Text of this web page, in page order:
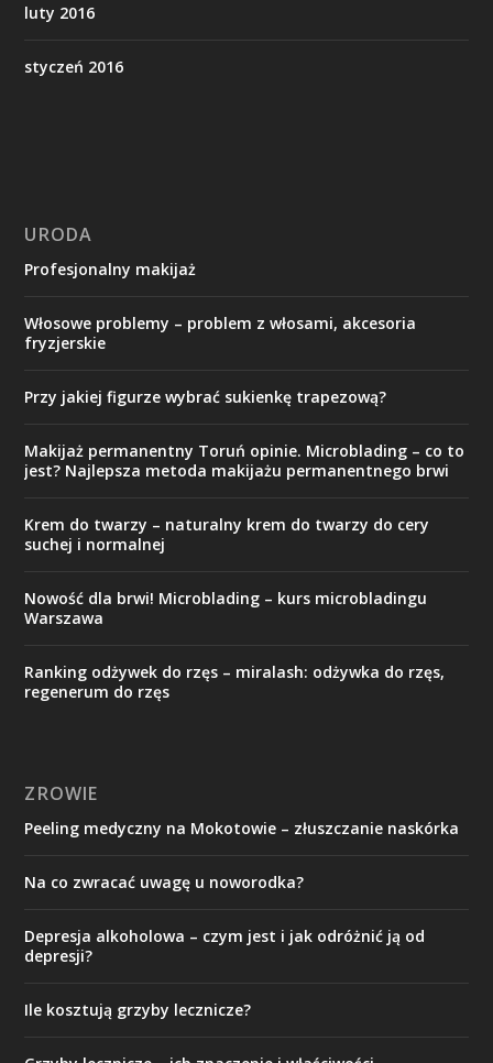
luty 2016
styczeń 2016
URODA
Profesjonalny makijaż
Włosowe problemy – problem z włosami, akcesoria
fryzjerskie
Przy jakiej figurze wybrać sukienkę trapezową?
Makijaż permanentny Toruń opinie. Microblading – co to
jest? Najlepsza metoda makijażu permanentnego brwi
Krem do twarzy – naturalny krem do twarzy do cery
suchej i normalnej
Nowość dla brwi! Microblading – kurs microbladingu
Warszawa
Ranking odżywek do rzęs – miralash: odżywka do rzęs,
regenerum do rzęs
ZROWIE
Peeling medyczny na Mokotowie – złuszczanie naskórka
Na co zwracać uwagę u noworodka?
Depresja alkoholowa – czym jest i jak odróżnić ją od
depresji?
Ile kosztują grzyby lecznicze?